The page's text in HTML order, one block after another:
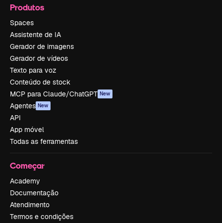
Produtos
Spaces
Assistente de IA
Gerador de imagens
Gerador de vídeos
Texto para voz
Conteúdo de stock
MCP para Claude/ChatGPT New
Agentes New
API
App móvel
Todas as ferramentas
Começar
Academy
Documentação
Atendimento
Termos e condições